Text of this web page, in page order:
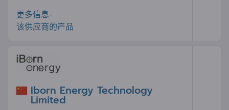
更多信息-
该供应商的产品
Iborn Energy Technology
Limited